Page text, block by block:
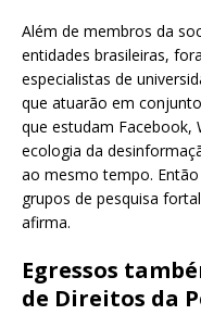
Além de membros da
entidades brasileiras,
especialistas de
que atuarão em
que estudam Facebook,
ecologia da
ao mesmo tempo.
grupos de pesquisa
afirma.
Egressos
de Direitos da